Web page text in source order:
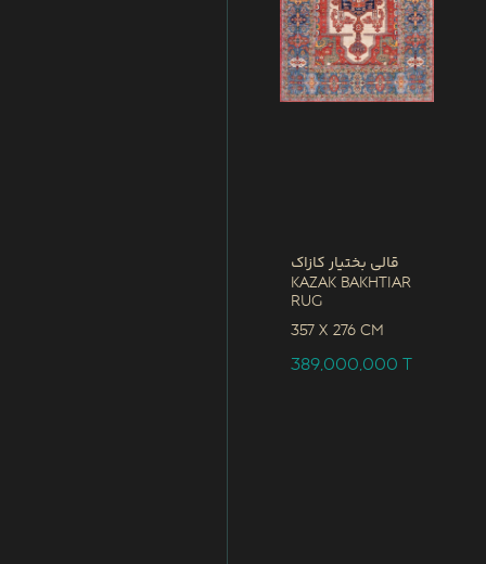
قالی بختیار کازاک
Kazak Bakhtiar
Rug
357 x 276 CM
389,000,000T